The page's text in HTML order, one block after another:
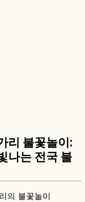
리 불꽃놀이:
나는 전국 불
의 불꽃놀이